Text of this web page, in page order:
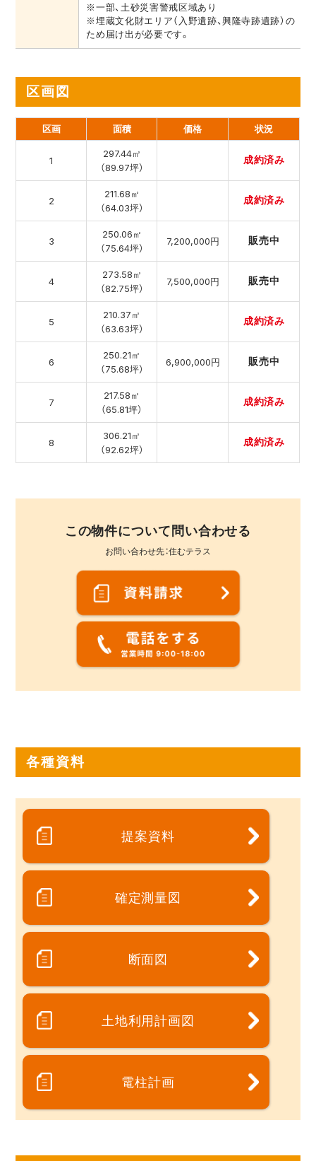
※一部、土砂災害警戒区域あり
※埋蔵文化財エリア（入野遺跡、興隆寺跡遺跡）の
ため届け出が必要です。
区画図
区画 面積 価格 状況
1
297.44㎡
（89.97坪）
成約済み
2
211.68㎡
（64.03坪）
成約済み
3
250.06㎡
（75.64坪）
7,200,000円 販売中
4
273.58㎡
（82.75坪）
7,500,000円 販売中
5
210.37㎡
（63.63坪）
成約済み
6
250.21㎡
（75.68坪）
6,900,000円 販売中
7
217.58㎡
（65.81坪）
成約済み
8
306.21㎡
（92.62坪）
成約済み
この物件について問い合わせる
お問い合わせ先：住むテラス
各種資料
提案資料
確定測量図
断面図
土地利用計画図
電柱計画